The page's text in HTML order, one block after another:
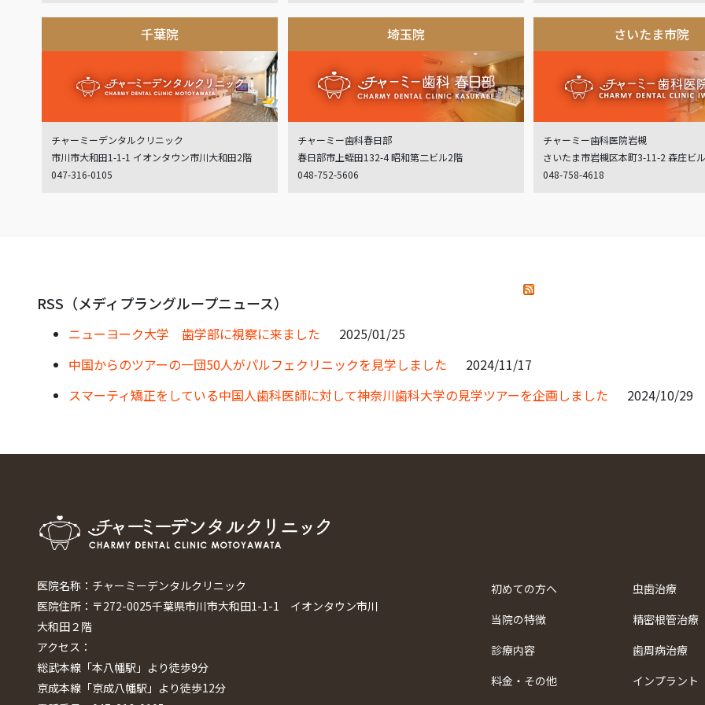
千葉院
チャーミーデンタルクリニック
市川市大和田1-1-1 イオンタウン市川大和田2階
047-316-0105
埼玉院
チャーミー歯科春日部
春日部市上蛭田132-4 昭和第二ビル2階
048-752-5606
さいたま市院
チャーミー歯科医院岩槻
さいたま市岩槻区本町3-11-2 森庄ビ
048-758-4618
RSS（メディプラングループニュース）
ニューヨーク大学 歯学部に視察に来ました
2025/01/25
中国からのツアーの一団50人がパルフェクリニックを見学しました
2024/11/17
スマーティ矯正をしている中国人歯科医師に対して神奈川歯科大学の見学ツアーを企画しました
2024/10/29
医院名称：チャーミーデンタルクリニック
医院住所：〒272-0025千葉県市川市大和田1-1-1 イオンタウン市川
大和田２階
アクセス：
総武本線「本八幡駅」より徒歩9分
京成本線「京成八幡駅」より徒歩12分
初めての方へ
当院の特徴
診療内容
料金・その他
虫歯治療
精密根管治療
歯周病治療
インプラント